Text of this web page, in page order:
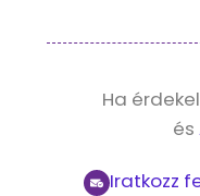
Ha
és
Iratkozz